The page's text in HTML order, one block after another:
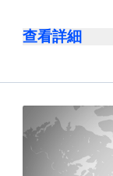
查看詳細